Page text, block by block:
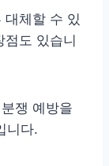
대체할 수 있
점도 있습니
쟁 예방을
니다.